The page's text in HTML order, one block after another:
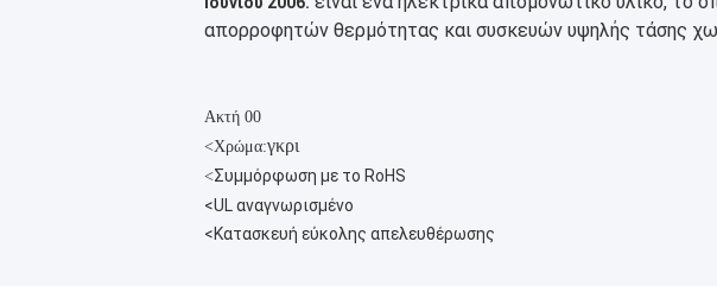
απορροφητών θερμότητας και συσκευών υψηλής τάσης
Ακτή 00
<Χρώμα:γκρι
<Συμμόρφωση με το RoHS
<UL αναγνωρισμένο
<Κατασκευή εύκολης απελευθέρωσης